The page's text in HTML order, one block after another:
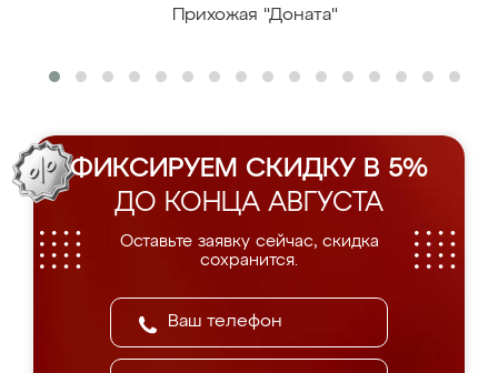
Прихожая "Доната"
ФИКСИРУЕМ СКИДКУ В 5%
ДО КОНЦА АВГУСТА
Оставьте заявку сейчас, скидка
сохранится.